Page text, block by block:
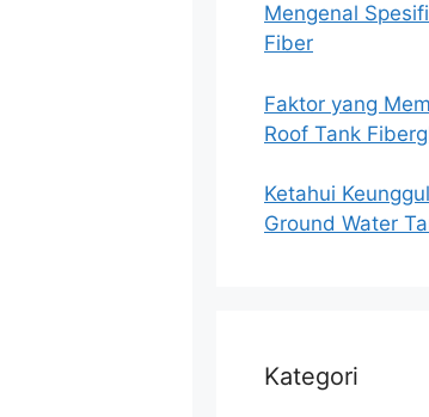
Mengenal
Fiber
Faktor yang
Roof Tank
Ketahui
Ground Water
Kategori